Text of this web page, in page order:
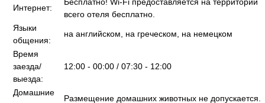
Интернет:
всего отеля бесплатно.
Языки
общения:
на английском, на греческом, на немецком
Время
заезда/
выезда:
12:00 - 00:00 / 07:30 - 12:00
Домашние
Размещение домашних животных не допускается.